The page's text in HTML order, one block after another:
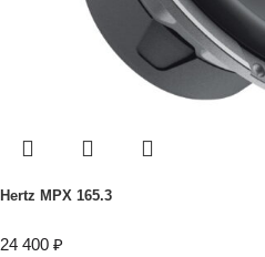
Hertz MPX 165.3
24 400 ₽